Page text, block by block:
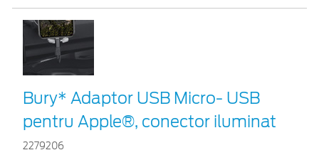
Bury* Adaptor USB Micro- USB
pentru Apple®, conector iluminat
2279206